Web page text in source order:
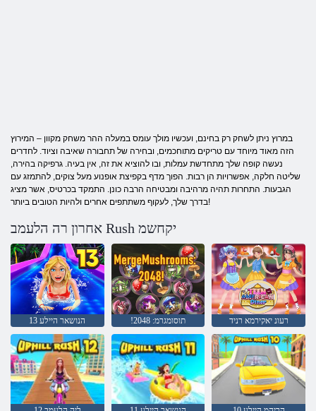
במרוץ ניתן לשחק רק בחינם, ועכשיו מולך עומס במעלה ההר משחק מקוון – המירוץ
הזה מאוד מיוחד עם טריקים מתוחכמים, ובחירה של תחבורה שאיבה וציוד. לחדרים
נעשה קופה שלך מתחדשת עמלות, ובו להוציא את זה, אין בעיה. גרפיקה בהירה,
שליטה חלקה, אפשרויות הן רבות. הפוך מדף בקפיצת אופנוע מעל צוקים, להתמזג עם
הגבעות. התחרות תהיה מרהיבה ומבטיחה הרבה כונן. התמקד בכרטיס, אשר מציג
בדרך שלך, לעקוף משתתפים אחרים ולהיות הטובים ביותר!
אחרון רה הלעמב Rush יקחשמ
13 הנושאר היילע !2048 :תוסומגרמ רעונ יאקירמא רניד